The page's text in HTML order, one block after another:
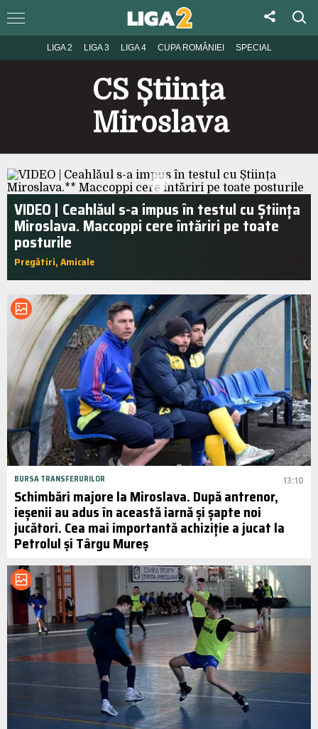
LIGA 2 LIGA 3 LIGA 4 CUPA ROMÂNIEI SPECIAL
CS Știința
Miroslava
VIDEO | Ceahlăul s-a impus în testul cu Știința
Miroslava. Maccoppi cere întăriri pe toate
posturile
Pregătiri, Amicale
BURSA TRANSFERURILOR 13:10
Schimbări majore la Miroslava. După antrenor,
ieșenii au adus în această iarnă și șapte noi
jucători. Cea mai importantă achiziție a jucat la
Petrolul și Târgu Mureș